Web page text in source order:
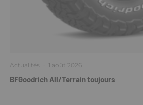
Actualités · 1 août 2026
BFGoodrich All/Terrain toujours